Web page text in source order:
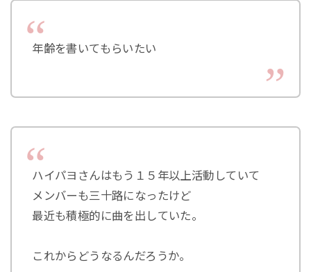
年齢を書いてもらいたい
ハイパヨさんはもう１５年以上活動していて
メンバーも三十路になったけど
最近も積極的に曲を出していた。
これからどうなるんだろうか。